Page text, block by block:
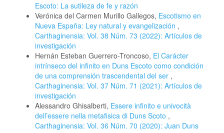
Escoto: La sutileza de fe y razón
Verónica del Carmen Murillo Gallegos, Escotismo en
Nueva España: Ley natural y evangelización ,
Carthaginensia: Vol. 38 Núm. 73 (2022): Artículos de
investigación
Hernán Esteban Guerrero-Troncoso, El Carácter
intrínseco del infinito en Duns Escoto como condición
de una comprensión trascendental del ser ,
Carthaginensia: Vol. 37 Núm. 71 (2021): Artículos de
investigación
Alessandro Ghisalberti, Essere infinito e univocità
dell’essere nella metafisica di Duns Scoto ,
Carthaginensia: Vol. 36 Núm. 70 (2020): Juan Duns